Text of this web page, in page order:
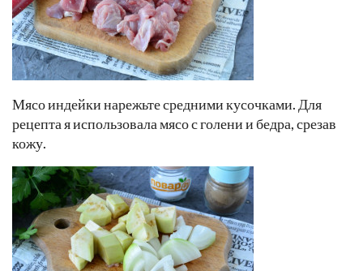
Мясо индейки нарежьте средними кусочками. Для
рецепта я использовала мясо с голени и бедра, срезав
кожу.